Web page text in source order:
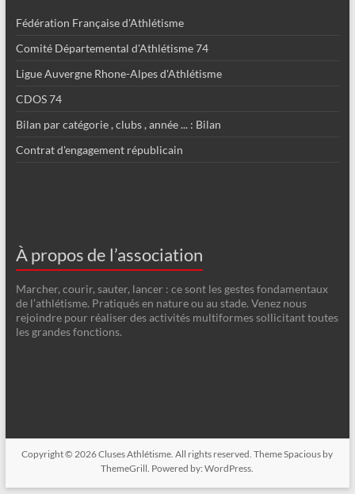
Fédération Française d'Athlétisme
Comité Départemental d'Athlétisme 74
Ligue Auvergne Rhone-Alpes d'Athlétisme
CDOS 74
Bilan par catégorie , clubs , année ... : Bilan
Contrat d'engagement républicain
À propos de l’association
Marcher, courir, sauter, lancer : ce sont les gestes fondamentaux
de l’athlétisme. Pratiqués en nature ou au stade. Venez nous
rejoindre pour réaliser des activités multiformes sollicitant toutes
les grandes fonctions.
Copyright © 2026Cluses Athlétisme . All rights reserved. ThemeSpacious by
ThemeGrill. Powered by:WordPress